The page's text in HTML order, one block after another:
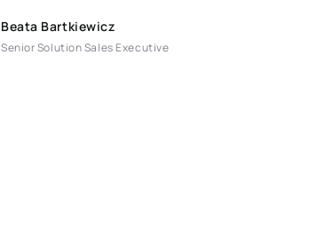
Beata Bartkiewicz
Senior Solution Sales Executive